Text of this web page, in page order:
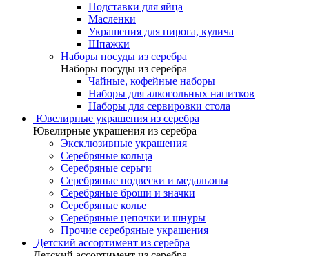
Подставки для яйца
Масленки
Украшения для пирога, кулича
Шпажки
Наборы посуды из серебра
Наборы посуды из серебра
Чайные, кофейные наборы
Наборы для алкогольных напитков
Наборы для сервировки стола
Ювелирные украшения из серебра
Ювелирные украшения из серебра
Эксклюзивные украшения
Серебряные кольца
Серебряные серьги
Серебряные подвески и медальоны
Серебряные броши и значки
Серебряные колье
Серебряные цепочки и шнуры
Прочие серебряные украшения
Детский ассортимент из серебра